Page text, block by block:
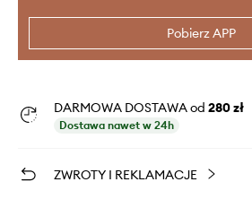
Pobierz APP
DARMOWA DOSTAWA od 280 zł
Dostawa nawet w 24h
ZWROTY I REKLAMACJE